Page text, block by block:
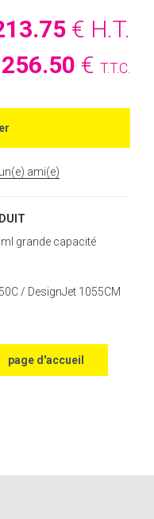
.75 € H.T.
256.50 € T.T.C.
ami(e)
grande capacité
/ DesignJet 1055CM